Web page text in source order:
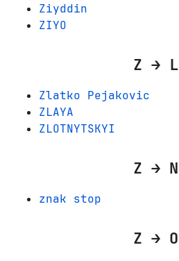
Ziyddin
ZIYO
Z → L
Zlatko Pejakovic
ZLAYA
ZLOTNYTSKYI
Z → N
znak stop
Z → O